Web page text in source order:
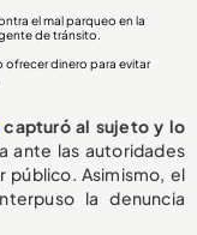
el mal parqueo en la
de tránsito.
dinero para evitar
capturó al sujeto y lo
ante las autoridades
público. Asimismo, el
la denuncia